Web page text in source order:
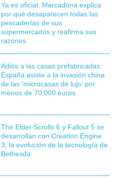
Ya es oficial: Mercadona explica
por qué desaparecen todas las
pescaderías de sus
supermercados y reafirma sus
razones
Adiós a las casas prefabricadas:
España asiste a la invasión china
de las 'microcasas de lujo' por
menos de 70.000 euros
The Elder Scrolls 6 y Fallout 5 se
desarrollan con Creation Engine
3, la evolución de la tecnología de
Bethesda